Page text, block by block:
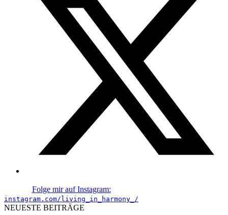
Folge mir auf Instagram:
instagram.com/living_in_harmony_/
NEUESTE BEITRÄGE